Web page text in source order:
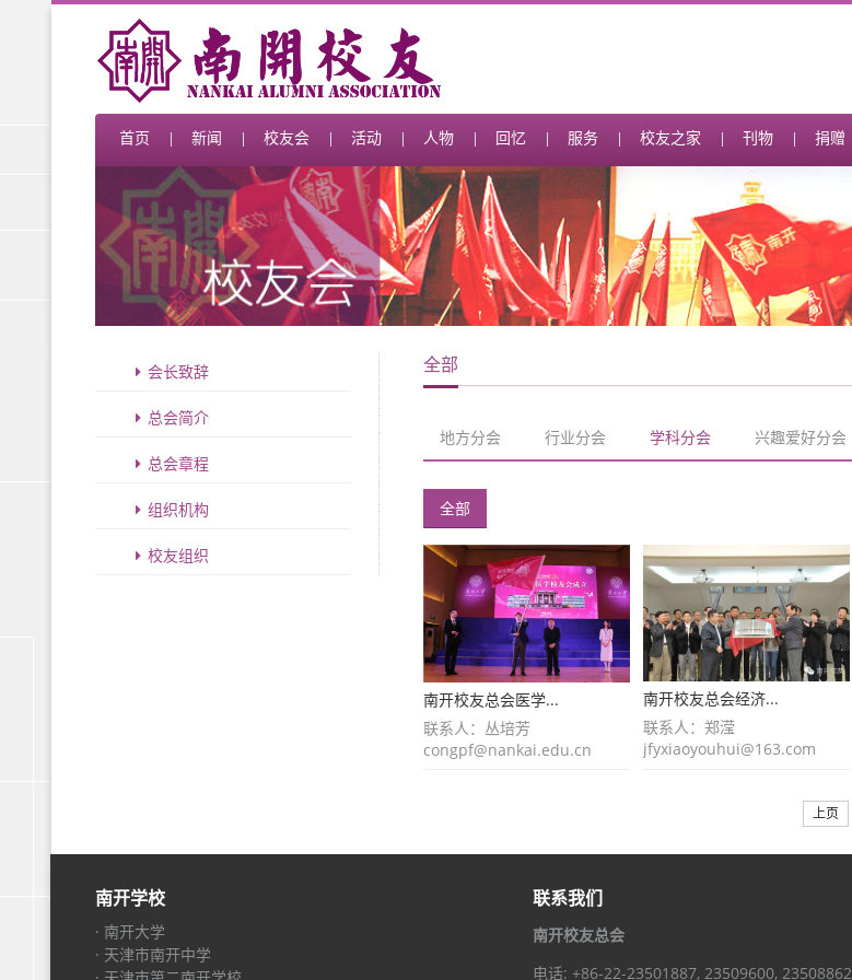
首页 新闻 校友会 活动 人物 回忆 服务 校友之家 刊物 捐赠
会长致辞
总会简介
总会章程
组织机构
校友组织
全部
地方分会 行业分会 学科分会 兴趣爱好分会
全部
南开校友总会医学...
联系人：丛培芳
congpf@nankai.edu.cn
南开校友总会经济...
联系人：郑滢
jfyxiaoyouhui@163.com
上页
南开学校
· 南开大学
· 天津市南开中学
联系我们
南开校友总会
电话: +86-22-23501887, 23509600, 23508862